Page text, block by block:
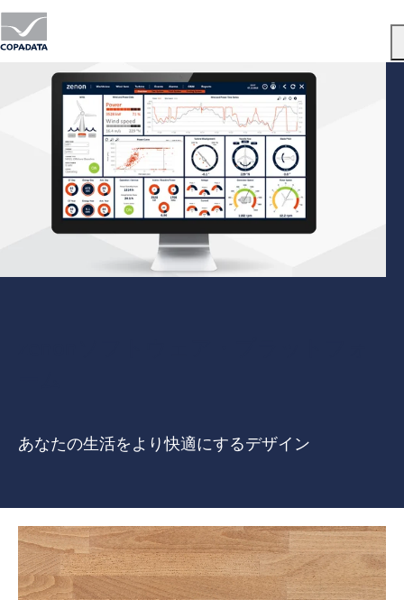
あなたの生活をより快適にするデザイン
zenon
一覧